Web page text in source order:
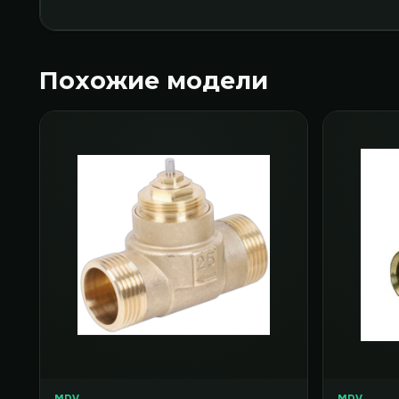
Похожие модели